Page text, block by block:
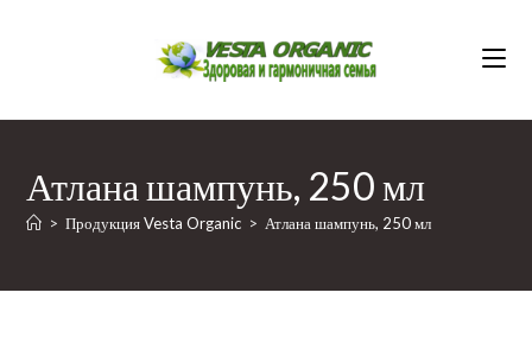
Атлана шампунь, 250 мл
> Продукция Vesta Organic > Атлана шампунь, 250 мл